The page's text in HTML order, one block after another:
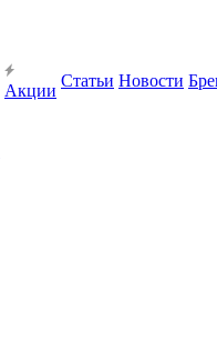
Акции
Статьи Новости